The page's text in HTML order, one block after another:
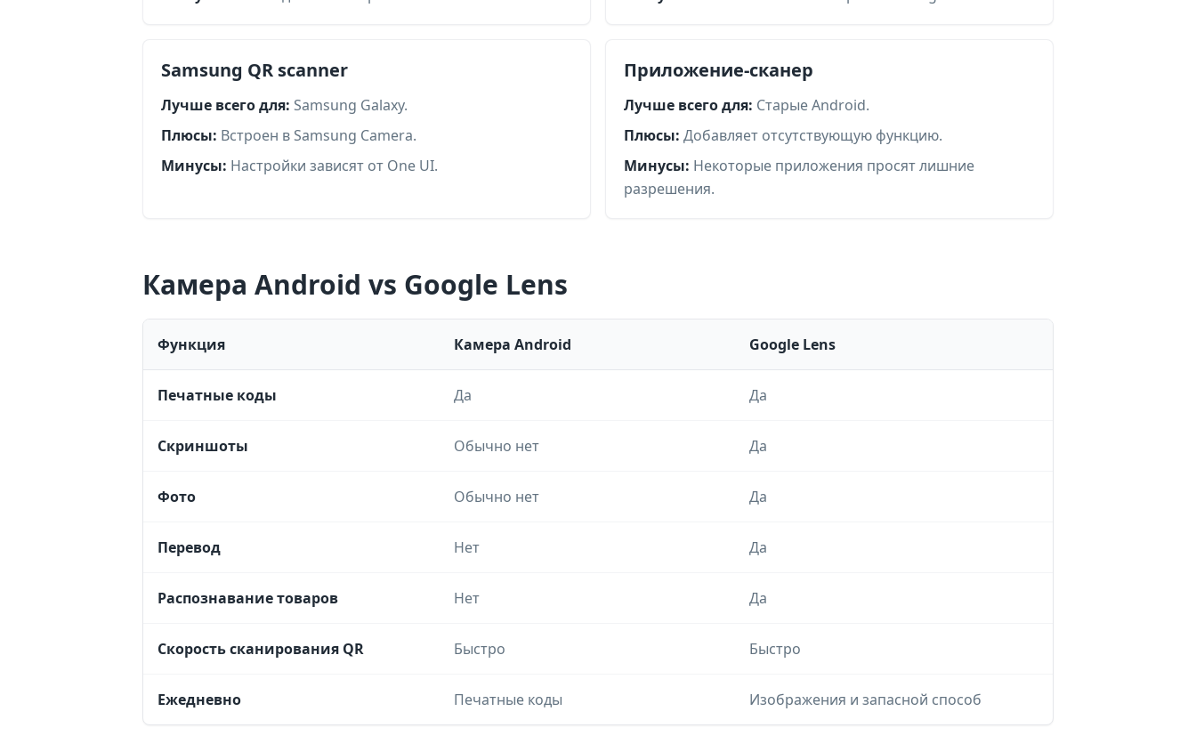
Samsung QR scanner
Лучше всего для: Samsung Galaxy.
Плюсы: Встроен в Samsung Camera.
Минусы: Настройки зависят от One UI.
Приложение-сканер
Лучше всего для: Старые Android.
Плюсы: Добавляет отсутствующую функцию.
Минусы: Некоторые приложения просят лишние
разрешения.
Камера Android vs Google Lens
Функция Камера Android Google Lens
Печатные коды Да Да
Скриншоты Обычно нет Да
Фото Обычно нет Да
Перевод Нет Да
Распознавание товаров Нет Да
Скорость сканирования QR Быстро Быстро
Ежедневно Печатные коды Изображения и запасной способ